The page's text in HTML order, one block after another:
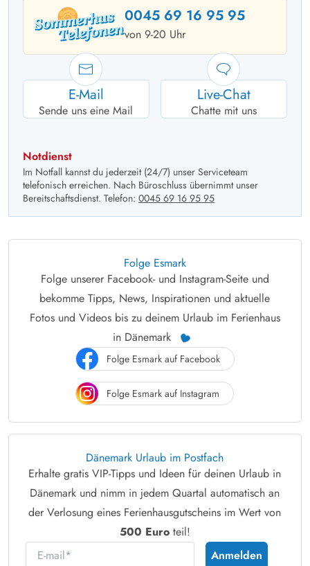
0045 69 16 95 95
von 9-20 Uhr
E-Mail
Sende uns eine Mail
Live-Chat
Chatte mit uns
Notdienst
Im Notfall kannst du jederzeit (24/7) unser Serviceteam
telefonisch erreichen. Nach Büroschluss übernimmt unser
Bereitschaftsdienst. Telefon: 0045 69 16 95 95
Folge Esmark
Folge unserer Facebook- und Instagram-Seite und
bekomme Tipps, News, Inspirationen und aktuelle
Fotos und Videos bis zu deinem Urlaub im Ferienhaus
in Dänemark
Folge Esmark auf Facebook
Folge Esmark auf Instagram
Dänemark Urlaub im Postfach
Erhalte gratis VIP-Tipps und Ideen für deinen Urlaub in
Dänemark und nimm in jedem Quartal automatisch an
der Verlosung eines Ferienhausgutscheins im Wert von
500 Euroteil!
E-mail
Anmelden